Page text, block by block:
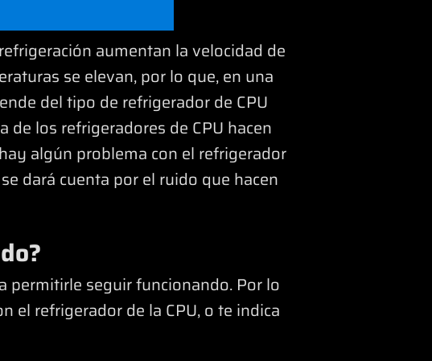
aumentan la velocidad de
se elevan, por lo que, en una
del tipo de refrigerador de CPU
los refrigeradores de CPU hacen
algún problema con el refrigerador
dará cuenta por el ruido que hacen
permitirle seguir funcionando. Por lo
el refrigerador de la CPU, o te indica